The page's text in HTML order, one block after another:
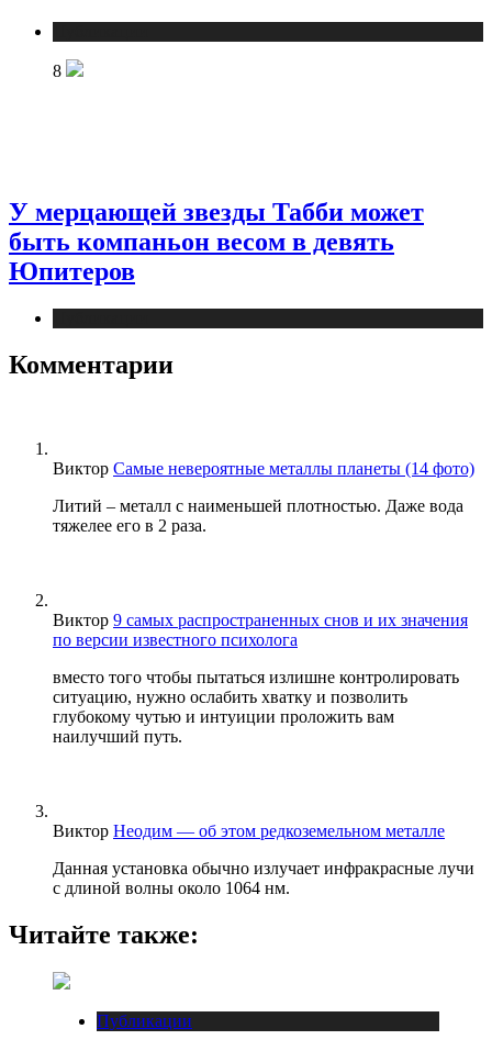
8
У мерцающей звезды Табби может
быть компаньон весом в девять
Юпитеров
Комментарии
Виктор Самые невероятные металлы планеты (14 фото)
Литий – металл с наименьшей плотностью. Даже вода
тяжелее его в 2 раза.
Виктор 9 самых распространенных снов и их значения
по версии известного психолога
вместо того чтобы пытаться излишне контролировать
ситуацию, нужно ослабить хватку и позволить
глубокому чутью и интуиции проложить вам
наилучший путь.
Виктор Неодим — об этом редкоземельном металле
Данная установка обычно излучает инфракрасные лучи
с длиной волны около 1064 нм.
Читайте также:
Публикации